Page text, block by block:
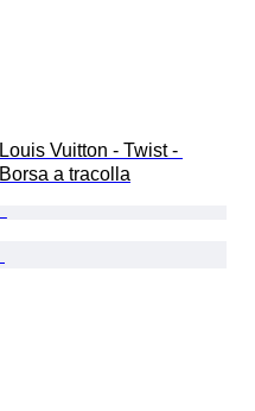
Louis Vuitton - Twist -
Borsa a tracolla